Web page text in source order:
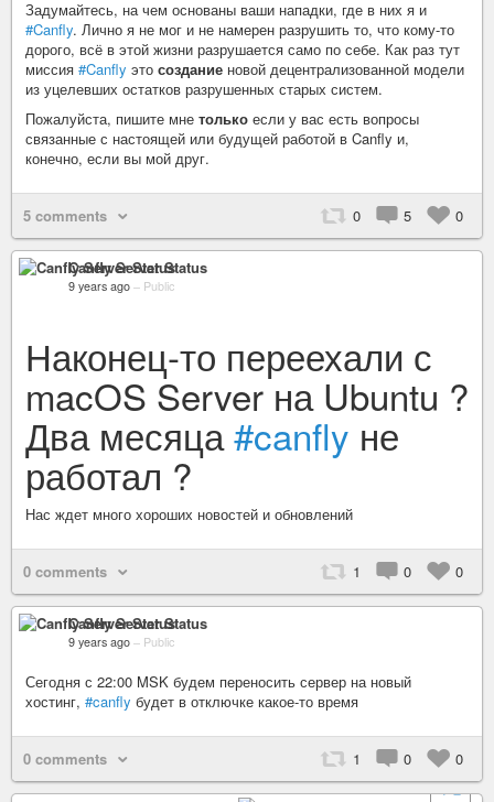
Задумайтесь, на чем основаны ваши нападки, где в них я и
#Canfly. Лично я не мог и не намерен разрушить то, что кому-то
дорого, всё в этой жизни разрушается само по себе. Как раз тут
миссия #Canfly это создание новой децентрализованной модели
из уцелевших остатков разрушенных старых систем.
Пожалуйста, пишите мне только если у вас есть вопросы
связанные с настоящей или будущей работой в Canfly и,
конечно, если вы мой друг.
5 comments 0 5 0
Canfly Server Status
9 years ago – Public
Наконец-то переехали с
macOS Server на Ubuntu ?
Два месяца#canfly не
работал ?
Нас ждет много хороших новостей и обновлений
0 comments 1 0 0
Canfly Server Status
9 years ago – Public
Сегодня с 22:00 MSK будем переносить сервер на новый
хостинг, #canfly будет в отключке какое-то время
0 comments 1 0
0
+ 2